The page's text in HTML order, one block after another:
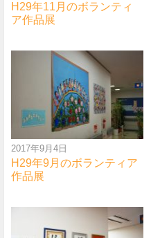
H29年11月のボランティ
ア作品展
2017年9月4日
H29年9月のボランティア
作品展